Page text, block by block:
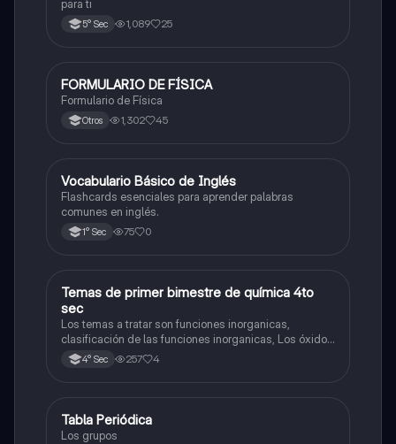
para ti
5° Sec 1,089 25
Física
FORMULARIO DE FÍSICA
Formulario de Física
Otros 1,302 45
VInglés
Vocabulario Básico de Inglés
Flashcards esenciales para aprender palabras
comunes en inglés.
1° Sec 75 0
Química
Temas de primer bimestre de química 4to
sec
Los temas a tratar son funciones inorganicas,
clasificación de las funciones inorganicas, Los óxidos
y los óxidos ácidos
4° Sec 257 4
Química
Tabla Periódica
Los grupos